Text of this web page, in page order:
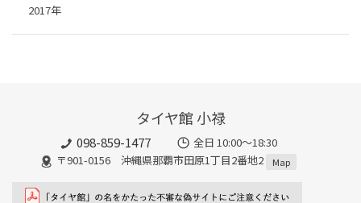
2017年
タイヤ館 小禄
098-859-1477
全日 10:00～18:30
〒901-0156 沖縄県那覇市田原1丁目2番地2
Map